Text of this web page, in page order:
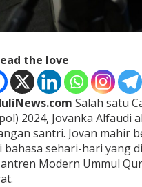
n
M
a
h
i
r
B
a
h
a
s
the love
Salah satu
2024, Jovanka Alfaudi
santri. Jovan mahir
bahasa sehari-hari yang
Modern Ummul